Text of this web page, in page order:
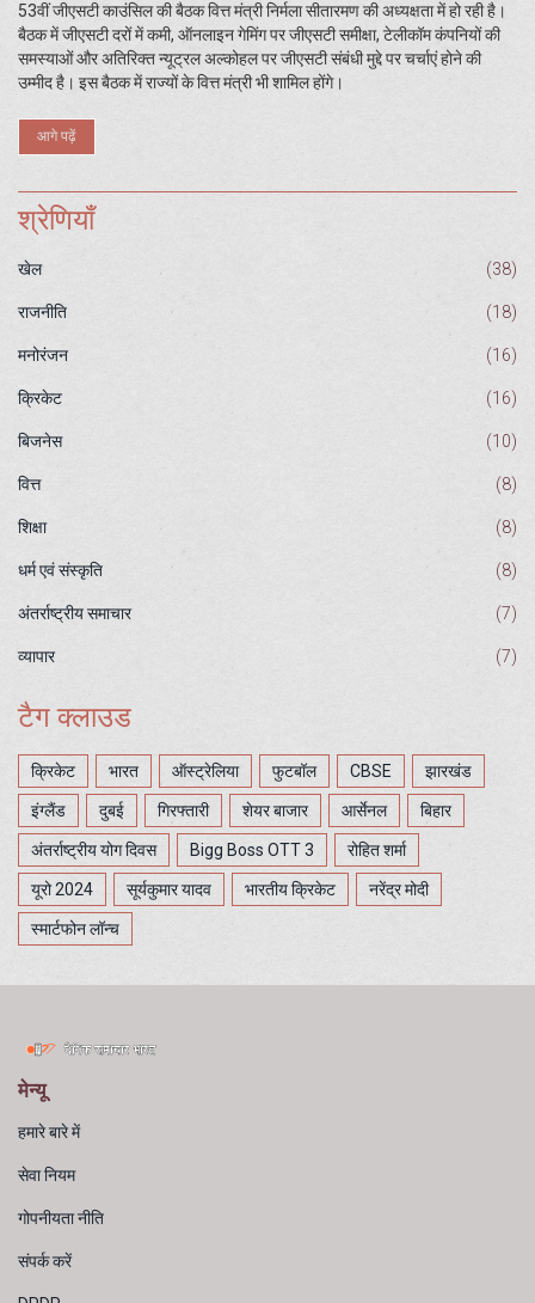
53वीं जीएसटी काउंसिल की बैठक वित्त मंत्री निर्मला सीतारमण की अध्यक्षता में हो रही है।
बैठक में जीएसटी दरों में कमी, ऑनलाइन गेमिंग पर जीएसटी समीक्षा, टेलीकॉम कंपनियों की
समस्याओं और अतिरिक्त न्यूट्रल अल्कोहल पर जीएसटी संबंधी मुद्दे पर चर्चाएं होने की
उम्मीद है। इस बैठक में राज्यों के वित्त मंत्री भी शामिल होंगे।
आगे पढ़ें
श्रेणियाँ
खेल (38)
राजनीति (18)
मनोरंजन (16)
क्रिकेट (16)
बिजनेस (10)
वित्त (8)
शिक्षा (8)
धर्म एवं संस्कृति (8)
अंतर्राष्ट्रीय समाचार (7)
व्यापार (7)
टैग क्लाउड
क्रिकेट भारत ऑस्ट्रेलिया फुटबॉल CBSE झारखंड
इंग्लैंड दुबई गिरफ्तारी शेयर बाजार आर्सेनल बिहार
अंतर्राष्ट्रीय योग दिवस Bigg Boss OTT 3 रोहित शर्मा
यूरो 2024 सूर्यकुमार यादव भारतीय क्रिकेट नरेंद्र मोदी
स्मार्टफोन लॉन्च
मेन्यू
हमारे बारे में
सेवा नियम
गोपनीयता नीति
संपर्क करें